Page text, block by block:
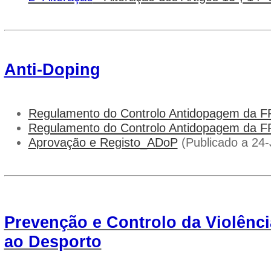
Anti-Doping
Regulamento do Controlo Antidopagem da
Regulamento do Controlo Antidopagem da
Aprovação e Registo_ADoP(Publicado a 24-
Prevenção e Controlo da
ao Desporto